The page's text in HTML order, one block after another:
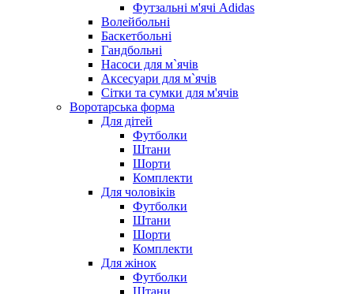
Футзальні м'ячі Adidas
Волейбольні
Баскетбольні
Гандбольні
Насоси для м`ячів
Аксесуари для м`ячів
Сітки та сумки для м'ячів
Воротарська форма
Для дітей
Футболки
Штани
Шорти
Комплекти
Для чоловіків
Футболки
Штани
Шорти
Комплекти
Для жінок
Футболки
Штани